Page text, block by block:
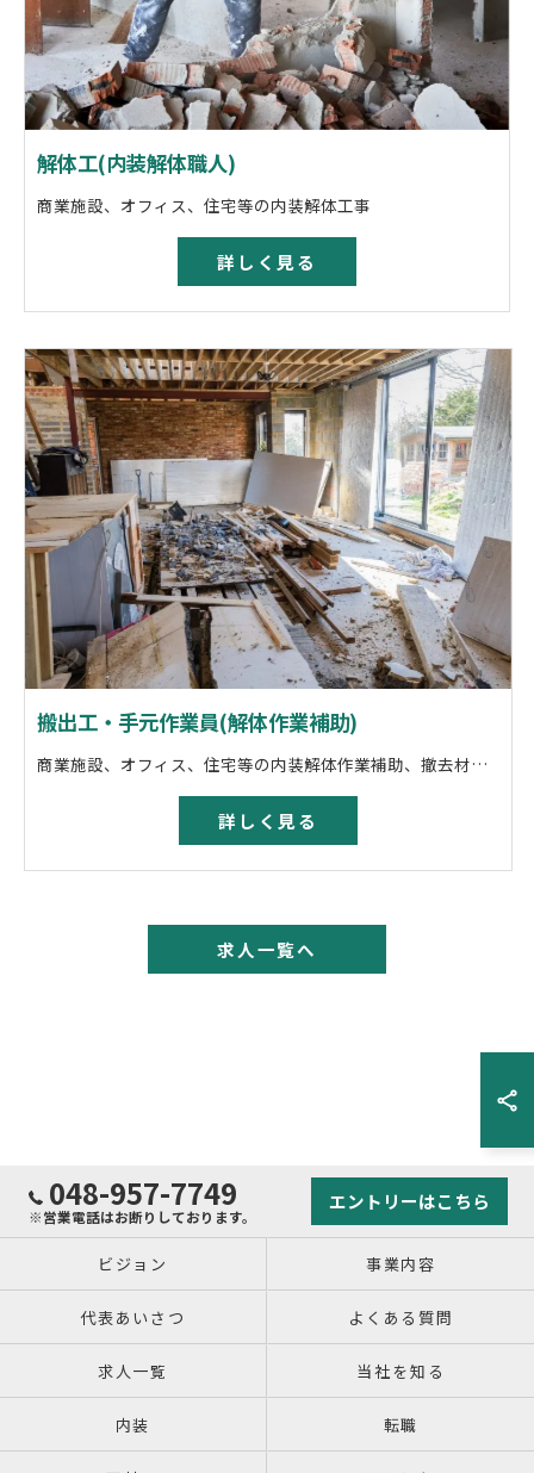
解体工(内装解体職人)
商業施設、オフィス、住宅等の内装解体工事
詳しく見る
搬出工・手元作業員(解体作業補助)
商業施設、オフィス、住宅等の内装解体作業補助、撤去材の搬出、積み込み等
詳しく見る
求人一覧へ
048-957-7749
※営業電話はお断りしております。
エントリーはこちら
ビジョン 事業内容
代表あいさつ よくある質問
求人一覧 当社を知る
内装 転職